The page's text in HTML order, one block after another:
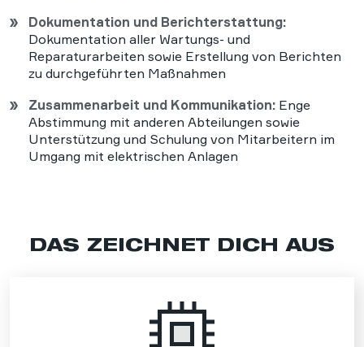
Dokumentation und Berichterstattung:
Dokumentation aller Wartungs- und
Reparaturarbeiten sowie Erstellung von Berichten
zu durchgeführten Maßnahmen
Zusammenarbeit und Kommunikation: Enge
Abstimmung mit anderen Abteilungen sowie
Unterstützung und Schulung von Mitarbeitern im
Umgang mit elektrischen Anlagen
DAS ZEICHNET DICH AUS